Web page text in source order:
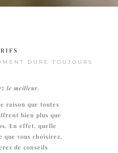
DURE TOUJOURS
le meilleur.
raison que toutes
bien plus que
En effet, quelle
que vous choisirez,
de conseils